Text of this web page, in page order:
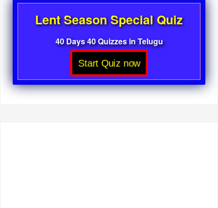
Lent Season Special Quiz
40 Days 40 Quizzes in Telugu
Start Quiz now